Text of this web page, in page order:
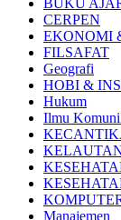
CERPEN
EKONOMI
FILSAFAT
Geografi
HOBI &
Hukum
Ilmu
Manajemen